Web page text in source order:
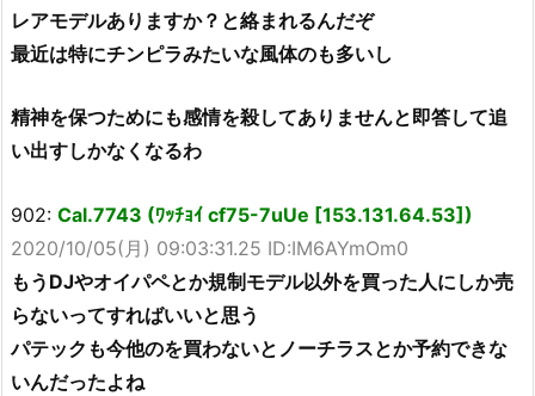
レアモデルありますか？と絡まれるんだぞ
最近は特にチンピラみたいな風体のも多いし
精神を保つためにも感情を殺してありませんと即答して追
い出すしかなくなるわ
902: Cal.7743 (ﾜｯﾁｮｲ cf75-7uUe [153.131.64.53])
2020/10/05(月) 09:03:31.25 ID:IM6AYmOm0
もうDJやオイパペとか規制モデル以外を買った人にしか売
らないってすればいいと思う
パテックも今他のを買わないとノーチラスとか予約できな
いんだったよね